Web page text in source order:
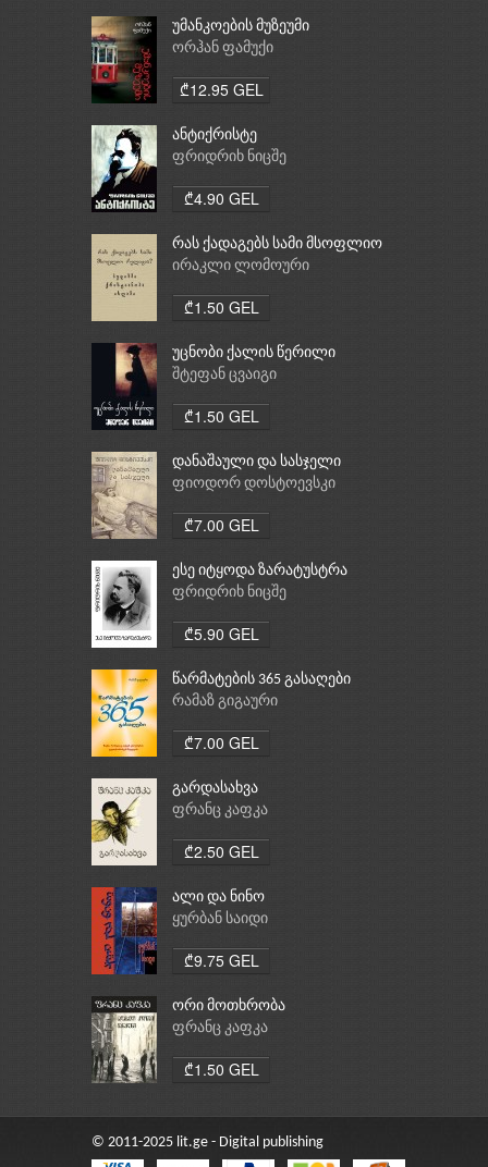
უმანკოების მუზეუმი
ორჰან ფამუქი
₾12.95 GEL
ანტიქრისტე
ფრიდრიხ ნიცშე
₾4.90 GEL
რას ქადაგებს სამი მსოფლიო
რელიგია: ბუდიზმი,
ირაკლი ლომოური
₾1.50 GEL
უცნობი ქალის წერილი
შტეფან ცვაიგი
₾1.50 GEL
დანაშაული და სასჯელი
ფიოდორ დოსტოევსკი
₾7.00 GEL
ესე იტყოდა ზარატუსტრა
ფრიდრიხ ნიცშე
₾5.90 GEL
წარმატების 365 გასაღები
რამაზ გიგაური
₾7.00 GEL
გარდასახვა
ფრანც კაფკა
₾2.50 GEL
ალი და ნინო
ყურბან საიდი
₾9.75 GEL
ორი მოთხრობა
ფრანც კაფკა
₾1.50 GEL
© 2011-2025 lit.ge - Digital publishing